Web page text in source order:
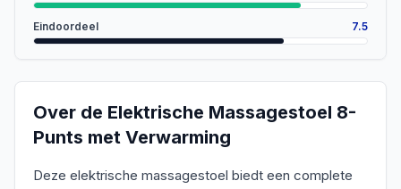
Eindoordeel 7.5
Over de Elektrische Massagestoel 8-
Punts met Verwarming
Deze elektrische massagestoel biedt een complete